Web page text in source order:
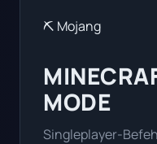
⛏️ Mojang
MODE
Singleplayer-